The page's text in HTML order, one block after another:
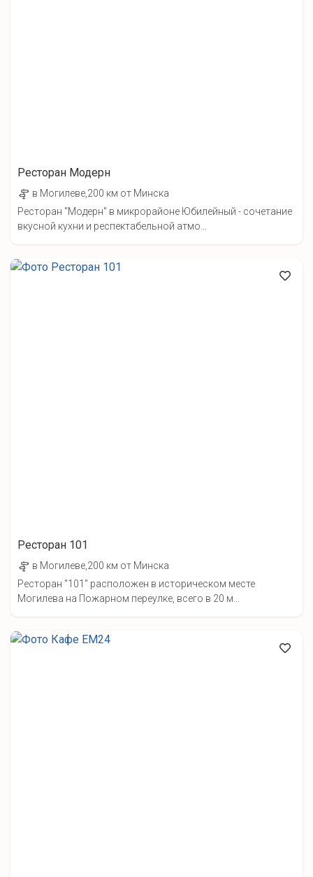
Ресторан Модерн
в Могилеве,200 км от Минска
Ресторан "Модерн" в микрорайоне Юбилейный - сочетание
вкусной кухни и респектабельной атмо...
Ресторан 101
в Могилеве,200 км от Минска
Ресторан "101" расположен в историческом месте
Могилева на Пожарном переулке, всего в 20 м...